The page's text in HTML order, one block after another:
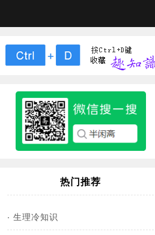
热门推荐
· 生理冷知识